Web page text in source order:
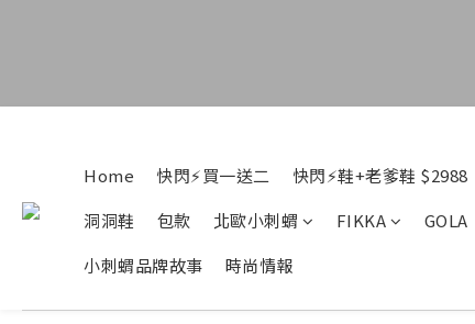
Home 快閃⚡買一送二 快閃⚡鞋+老爹鞋 $2988
洞洞鞋
包款 北歐小刺蝟 FIKKA GOLA
小刺蝟品牌故事
時尚情報